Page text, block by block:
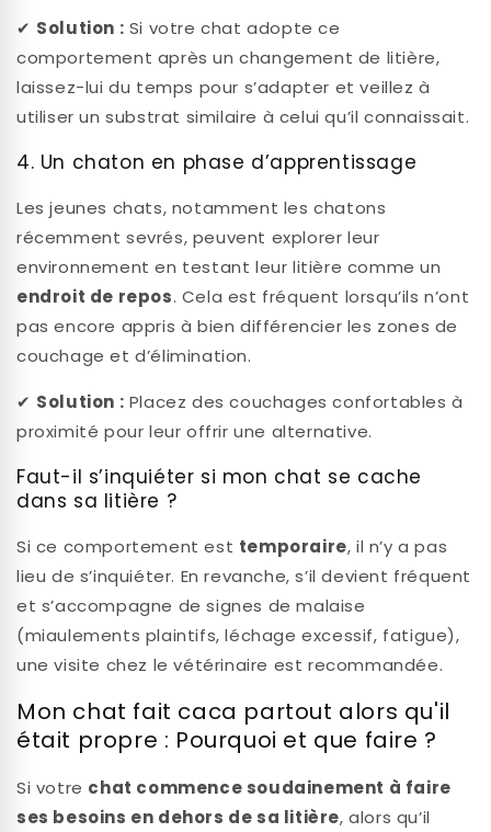
✔ Solution : Si votre chat adopte ce
comportement après un changement de litière,
laissez-lui du temps pour s’adapter et veillez à
utiliser un substrat similaire à celui qu’il connaissait.
4. Un chaton en phase d’apprentissage
Les jeunes chats, notamment les chatons
récemment sevrés, peuvent explorer leur
environnement en testant leur litière comme un
endroit de repos. Cela est fréquent lorsqu’ils n’ont
pas encore appris à bien différencier les zones de
couchage et d’élimination.
✔ Solution : Placez des couchages confortables à
proximité pour leur offrir une alternative.
Faut-il s’inquiéter si mon chat se cache
dans sa litière ?
Si ce comportement est temporaire, il n’y a pas
lieu de s’inquiéter. En revanche, s’il devient fréquent
et s’accompagne de signes de malaise
(miaulements plaintifs, léchage excessif, fatigue),
une visite chez le vétérinaire est recommandée.
Mon chat fait caca partout alors qu'il
était propre : Pourquoi et que faire ?
Si votre chat commence soudainement à faire
ses besoins en dehors de sa litière, alors qu’il